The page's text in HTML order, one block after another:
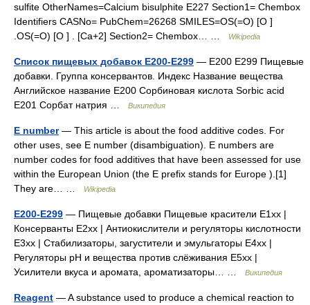
sulfite OtherNames=Calcium bisulphite E227 Section1= Chembox
Identifiers CASNo= PubChem=26268 SMILES=OS(=O) [O ]
.OS(=O) [O ] . [Ca+2] Section2= Chembox… …
Wikipedia
Список пищевых добавок E200-E299 — E200 E299 Пищевые
добавки. Группа консервантов. Индекс Название вещества
Английское название E200 Сорбиновая кислота Sorbic acid
E201 Сорбат натрия …
Википедия
E number— This article is about the food additive codes. For
other uses, see E number (disambiguation). E numbers are
number codes for food additives that have been assessed for use
within the European Union (the E prefix stands for Europe ).[1]
They are… …
Wikipedia
Е200-Е299 — Пищевые добавки Пищевые красители E1xx |
Консерванты E2xx | Антиокислители и регуляторы кислотности
E3xx | Стабилизаторы, загустители и эмульгаторы E4xx |
Регуляторы рН и вещества против слёживания E5xx |
Усилители вкуса и аромата, ароматизаторы… …
Википедия
Reagent — A substance used to produce a chemical reaction to